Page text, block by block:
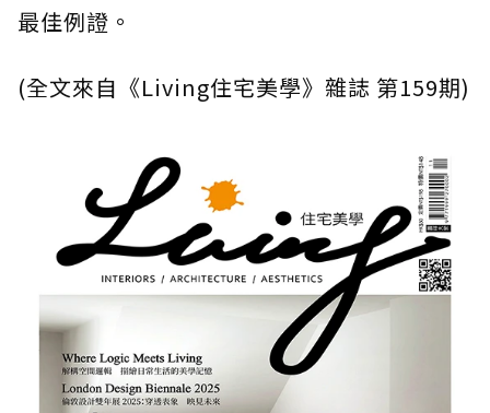
最佳例證。
(全文來自《Living住宅美學》雜誌 第159期)